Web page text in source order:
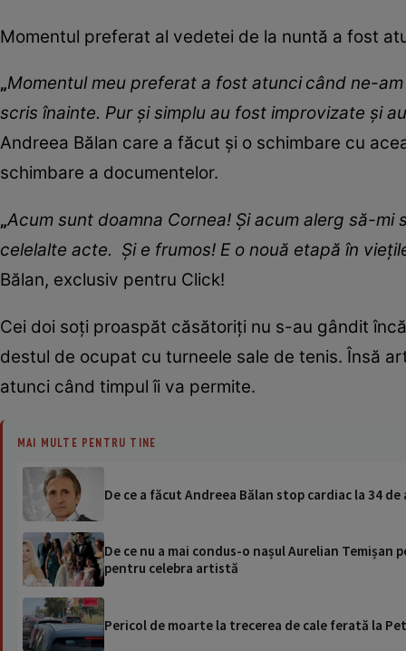
Momentul preferat al vedetei de la nuntă a fost
„Momentul meu preferat a fost atunci când ne-
scris înainte. Pur și simplu au fost improvizate și
Andreea Bălan care a făcut și o schimbare cu
schimbare a documentelor.
„Acum sunt doamna Cornea! Și acum alerg să-mi
celelalte acte. Și e frumos! E o nouă etapă în
Bălan, exclusiv pentru Click!
Cei doi soți proaspăt căsătoriți nu s-au gândit
destul de ocupat cu turneele sale de tenis. Însă
atunci când timpul îi va permite.
MAI MULTE PENTRU TINE
De ce a făcut Andreea Bălan stop cardiac la 34
De ce nu a mai condus-o nașul Aurelian
pentru celebra artistă
Pericol de moarte la trecerea de cale ferată la